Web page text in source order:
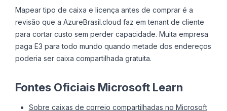
Mapear tipo de caixa e licença antes de comprar é a
revisão que a AzureBrasil.cloud faz em tenant de cliente
para cortar custo sem perder capacidade. Muita empresa
paga E3 para todo mundo quando metade dos endereços
poderia ser caixa compartilhada gratuita.
Fontes Oficiais Microsoft Learn
Sobre caixas de correio compartilhadas no Microsoft